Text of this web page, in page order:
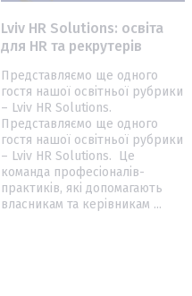
Lviv HR Solutions: освіта
для HR та рекрутерів
Представляємо ще одного
гостя нашої освітньої рубрики
– Lviv HR Solutions.
Представляємо ще одного
гостя нашої освітньої рубрики
– Lviv HR Solutions. Це
команда професіоналів-
практиків, які допомагають
власникам та керівникам ...